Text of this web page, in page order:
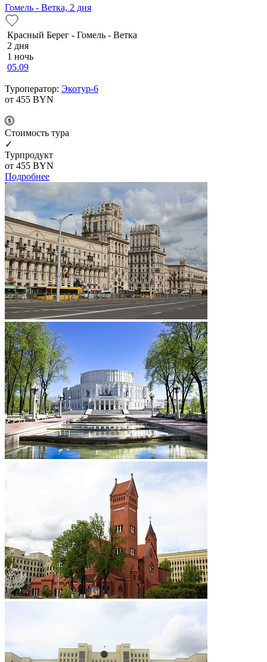
Гомель - Ветка, 2 дня
Красный Берег - Гомель - Ветка
2 дня
1 ночь
05.09
Туроператор: Экотур-6
от 455 BYN
Cтоимость тура
✓
Турпродукт
от 455 BYN
Подробнее